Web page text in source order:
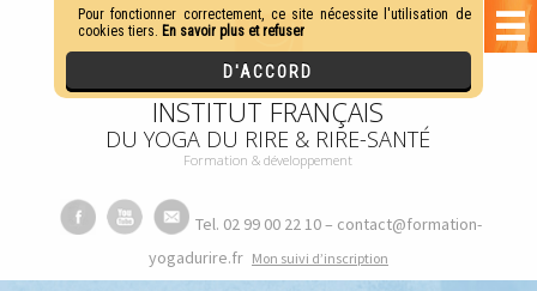
INSTITUT FRANÇAIS
DU YOGA DU RIRE & RIRE-SANTÉ
Formation & développement
Tel. 02 99 00 22 10 – contact@formation-
yogadurire.fr Mon suivi d’inscription